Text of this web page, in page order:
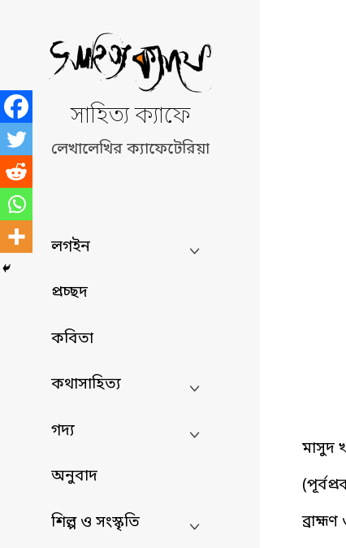
content
সাহিত্য ক্যাফে
লেখালেখির ক্যাফেটেরিয়া
লগইন
প্রচ্ছদ
কবিতা
কথাসাহিত্য
গদ্য
অনুবাদ
শিল্প ও সংস্কৃতি
মাসুদ
(